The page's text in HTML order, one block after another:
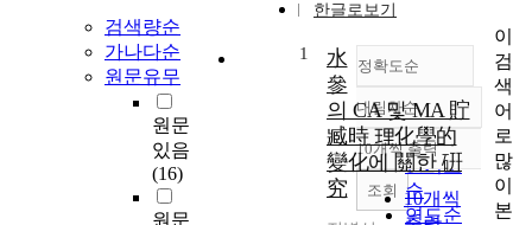
검색량순
가나다순
원문유무
원문
있음
(16)
원문
한글로보기
정확도순
정확도
순
인기도
순
연도순
내림차순
내림차순
10개씩 출력
10개씩
조회
1
水
參
의 CA 및 MA 貯
臧時 理化學的
變化에 關한 硏
究
이
검
색
어
로
많
이
본